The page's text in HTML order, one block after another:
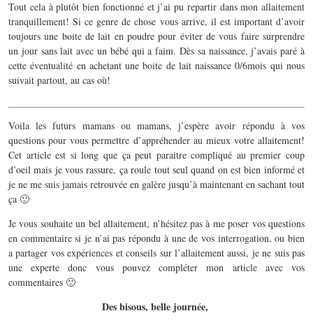
Tout cela à plutôt bien fonctionné et j’ai pu repartir dans mon allaitement
tranquillement! Si ce genre de chose vous arrive, il est important d’avoir
toujours une boite de lait en poudre pour éviter de vous faire surprendre
un jour sans lait avec un bébé qui a faim. Dès sa naissance, j’avais paré à
cette éventualité en achetant une boite de lait naissance 0/6mois qui nous
suivait partout, au cas où!
Voila les futurs mamans ou mamans, j’espère avoir répondu à vos
questions pour vous permettre d’appréhender au mieux votre allaitement!
Cet article est si long que ça peut paraitre compliqué au premier coup
d’oeil mais je vous rassure, ça roule tout seul quand on est bien informé et
je ne me suis jamais retrouvée en galère jusqu’à maintenant en sachant tout
ça 🙂
Je vous souhaite un bel allaitement, n’hésitez pas à me poser vos questions
en commentaire si je n’ai pas répondu à une de vos interrogation, ou bien
a partager vos expériences et conseils sur l’allaitement aussi, je ne suis pas
une experte donc vous pouvez compléter mon article avec vos
commentaires 🙂
Des bisous, belle journée,